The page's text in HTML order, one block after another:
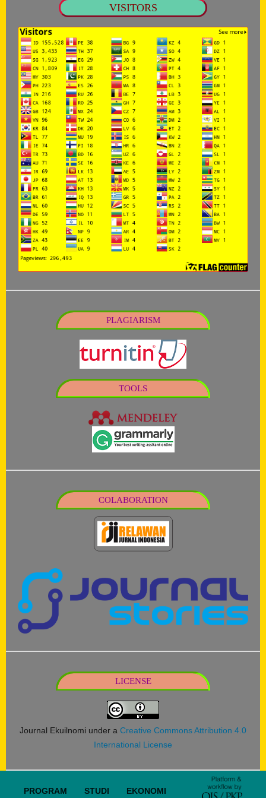
VISITORS
PLAGIARISM
TOOLS
COLABORATION
LICENSE
Journal Ekuilnomi under a Creative Commons Attribution 4.0
International License
PROGRAM STUDI EKONOMI